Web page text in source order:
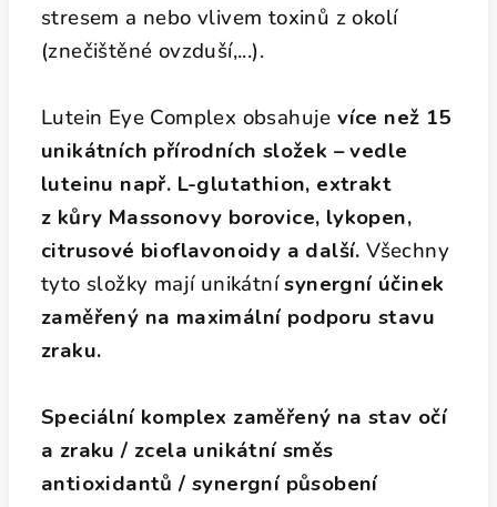
stresem a nebo vlivem toxinů z okolí
(znečištěné ovzduší,...).
Lutein Eye Complex obsahujevíce než 15
unikátních přírodních složek – vedle
luteinu např. L-glutathion, extrakt
z kůry Massonovy borovice, lykopen,
citrusové bioflavonoidy a další. Všechny
tyto složky mají unikátnísynergní účinek
zaměřený na maximální podporu stavu
zraku.
Speciální komplex zaměřený na stav očí
a zraku / zcela unikátní směs
antioxidantů / synergní působení